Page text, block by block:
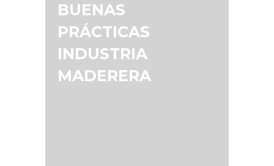
BUENAS
PRÁCTICAS
INDUSTRIA
MADERERA